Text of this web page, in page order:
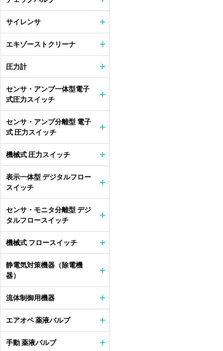
サイレンサ
エキゾーストクリーナ
圧力計
センサ・アンプ一体型電子
式圧力スイッチ
センサ・アンプ分離型 電子
式 圧力スイッチ
機械式 圧力スイッチ
表示一体型 デジタルフロー
スイッチ
センサ・モニタ分離型 デジ
タルフロースイッチ
機械式 フロースイッチ
静電気対策機器（除電機
器）
流体制御用機器
エアオペ 薬液バルブ
手動 薬液バルブ